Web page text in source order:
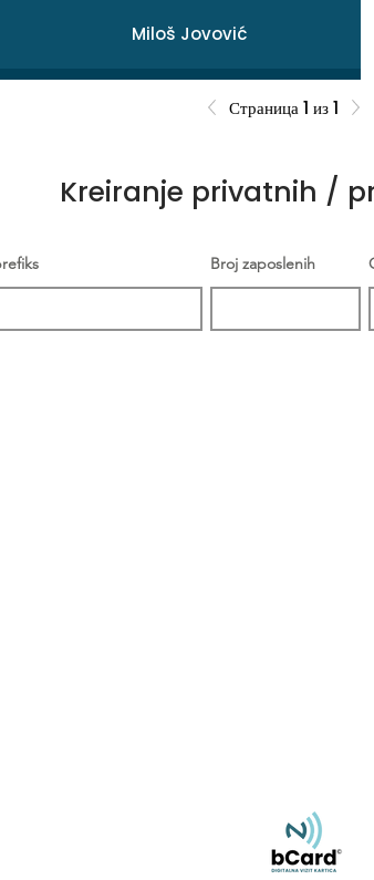
Miloš Jovović
Sonja Broćeta
Страница 1 из 1
Kreiranje privatnih /
Broj zaposlenih